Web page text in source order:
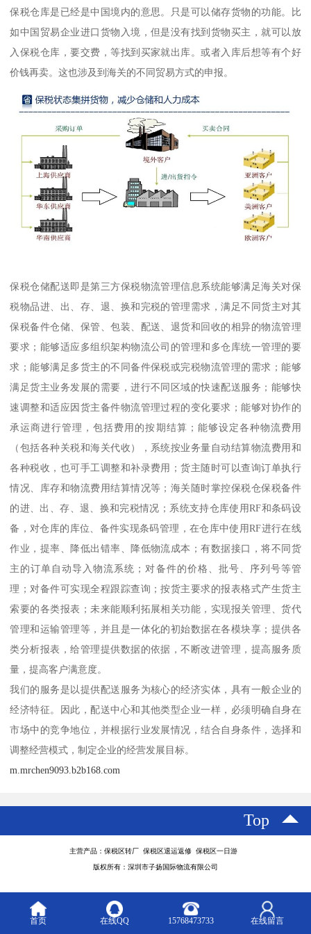
保税仓库是已经是中国境内的意思。只是可以储存货物的功能。比
如中国贸易企业进口货物入境，但是没有找到货物买主，就可以放
入保税仓库，要交费，等找到买家就出库。或者入库后想等有个好
价钱再卖。这也涉及到海关的不同贸易方式的申报。
保税仓储配送即是第三方保税物流管理信息系统能够满足海关对保
税物品进、出、存、退、换和完税的管理需求，满足不同货主对其
保税备件仓储、保管、包装、配送、退货和回收的相异的物流管理
要求；能够适应多组织架构物流公司的管理和多仓库统一管理的要
求；能够满足多货主的不同备件保税或完税物流管理的需求；能够
满足货主业务发展的需要，进行不同区域的快速配送服务；能够快
速调整和适应因货主备件物流管理过程的变化要求；能够对协作的
承运商进行管理，包括费用的按期结算；能够设定各种物流费用
（包括各种关税和海关代收），系统按业务量自动结算物流费用和
各种税收，也可手工调整和补录费用；货主随时可以查询订单执行
情况、库存和物流费用结算情况等；海关随时掌控保税仓保税备件
的进、出、存、退、换和完税情况；系统支持仓库使用RF和条码设
备，对仓库的库位、备件实现条码管理，在仓库中使用RF进行在线
作业，提率、降低出错率、降低物流成本；有数据接口，将不同货
主的订单自动导入物流系统；对备件的价格、批号、序列号等管
理；对备件可实现全程跟踪查询；按货主要求的报表格式产生货主
索要的各类报表；未来能顺利拓展相关功能，实现报关管理、货代
管理和运输管理等，并且是一体化的初始数据在各模块享；提供各
类分析报表，给管理提供数据的依据，不断改进管理，提高服务质
量，提高客户满意度。
我们的服务是以提供配送服务为核心的经济实体，具有一般企业的
经济特征。因此，配送中心和其他类型企业一样，必须明确自身在
市场中的竞争地位，并根据行业发展情况，结合自身条件，选择和
调整经营模式，制定企业的经营发展目标。
m.mrchen9093.b2b168.com
Top
主营产品：保税区转厂 保税区退运返修 保税区一日游
版权所有：深圳市子扬国际物流有限公司
首页 在线QQ 15768473733 在线留言